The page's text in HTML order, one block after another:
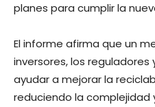
planes para cumplir la
El informe afirma que un
inversores, los
ayudar a mejorar la
reduciendo la complejidad